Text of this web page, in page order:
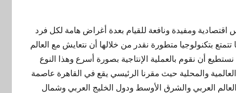
اقتصادية ومفيدة ونافعة للقيام بعدة أغراض هامة لكل فرد
بتكنولوجيا متطورة نقدر من خلالها أن نتعايش مع العالم
أن نقوم بالعملية الإنتاجية بصورة أسرع وهذا النوع
والمحلية حيث مقرنا الرئيسي يقع في القاهرة عاصمة
العربي والشرق الأوسط ودول الخليج العربي وشمال